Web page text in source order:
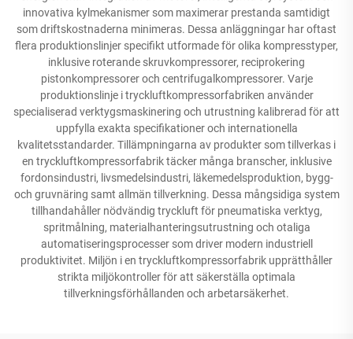
innovativa kylmekanismer som maximerar prestanda samtidigt
som driftskostnaderna minimeras. Dessa anläggningar har oftast
flera produktionslinjer specifikt utformade för olika kompresstyper,
inklusive roterande skruvkompressorer, reciprokering
pistonkompressorer och centrifugalkompressorer. Varje
produktionslinje i tryckluftkompressorfabriken använder
specialiserad verktygsmaskinering och utrustning kalibrerad för att
uppfylla exakta specifikationer och internationella
kvalitetsstandarder. Tillämpningarna av produkter som tillverkas i
en tryckluftkompressorfabrik täcker många branscher, inklusive
fordonsindustri, livsmedelsindustri, läkemedelsproduktion, bygg-
och gruvnäring samt allmän tillverkning. Dessa mångsidiga system
tillhandahåller nödvändig tryckluft för pneumatiska verktyg,
spritmålning, materialhanteringsutrustning och otaliga
automatiseringsprocesser som driver modern industriell
produktivitet. Miljön i en tryckluftkompressorfabrik upprätthåller
strikta miljökontroller för att säkerställa optimala
tillverkningsförhållanden och arbetarsäkerhet.